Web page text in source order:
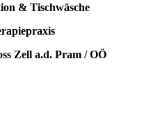
& Tischwäsche
Zell a.d. Pram / OÖ